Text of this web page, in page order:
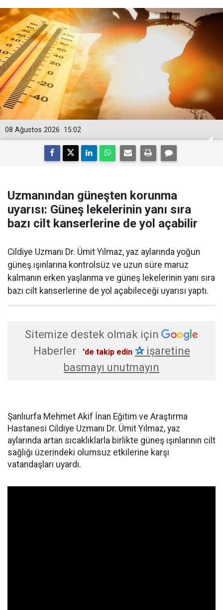
15:02
08 Ağustos 2026
Uzmanından güneşten korunma
uyarısı: Güneş lekelerinin yanı sıra
bazı cilt kanserlerine de yol açabilir
Cildiye Uzmanı Dr. Ümit Yılmaz, yaz aylarında yoğun
güneş ışınlarına kontrolsüz ve uzun süre maruz
kalmanın erken yaşlanma ve güneş lekelerinin yanı sıra
bazı cilt kanserlerine de yol açabileceği uyarısı yaptı.
Sitemize destek olmak için
Haberler
'de takip edin ✰işaretine
basmayı unutmayın
Şanlıurfa Mehmet Akif İnan Eğitim ve Araştırma
Hastanesi Cildiye Uzmanı Dr. Ümit Yılmaz, yaz
aylarında artan sıcaklıklarla birlikte güneş ışınlarının cilt
sağlığı üzerindeki olumsuz etkilerine karşı
vatandaşları uyardı.